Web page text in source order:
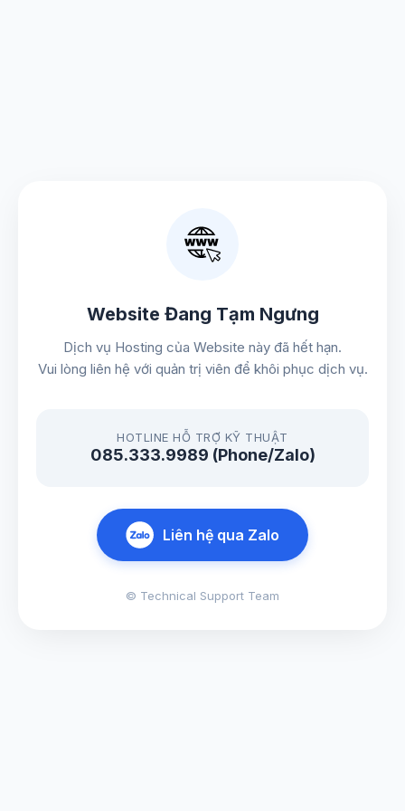
Website Đang Tạm Ngưng
Dịch vụ Hosting của Website này đã hết hạn.
Vui lòng liên hệ với quản trị viên để khôi phục dịch vụ.
HOTLINE HỖ TRỢ KỸ THUẬT
085.333.9989 (Phone/Zalo)
Liên hệ qua Zalo
© Technical Support Team